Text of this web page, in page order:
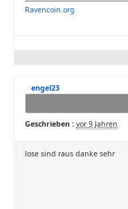
Ravencoin.org
engel23
Geschrieben : vor 9 Jahren
lose sind raus danke sehr